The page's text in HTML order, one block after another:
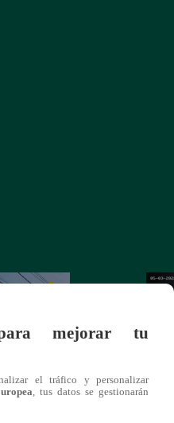
mejorar tu
el tráfico y personalizar
, tus datos se gestionarán